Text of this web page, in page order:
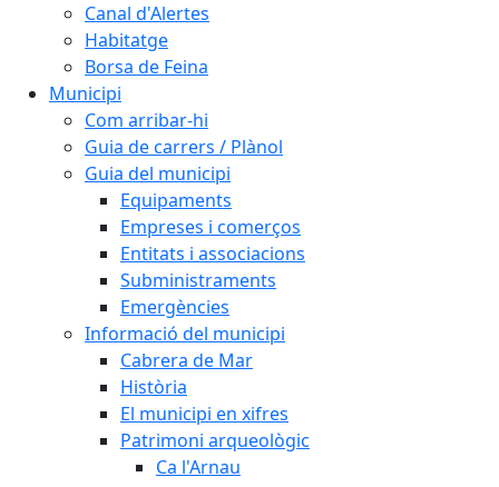
Canal d'Alertes
Habitatge
Borsa de Feina
Municipi
Com arribar-hi
Guia de carrers / Plànol
Guia del municipi
Equipaments
Empreses i comerços
Entitats i associacions
Subministraments
Emergències
Informació del municipi
Cabrera de Mar
Història
El municipi en xifres
Patrimoni arqueològic
Ca l'Arnau